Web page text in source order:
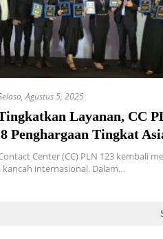
Agustus 5, 2025
Layanan, CC
Penghargaan Tingkat
Center (CC) PLN 123 kembali
kancah internasional. Dalam…